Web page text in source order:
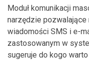
Moduł komunikacji
narzędzie
wiadomości SMS i e-
zastosowanym w
sugeruje do kogo